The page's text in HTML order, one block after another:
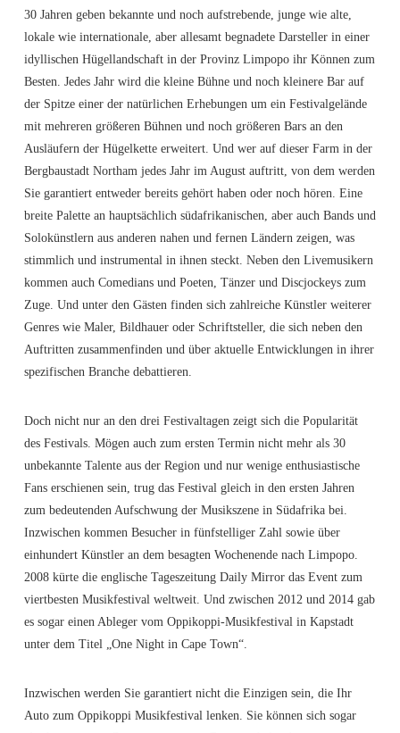
30 Jahren geben bekannte und noch aufstrebende, junge wie alte,
lokale wie internationale, aber allesamt begnadete Darsteller in einer
idyllischen Hügellandschaft in der Provinz Limpopo ihr Können zum
Besten. Jedes Jahr wird die kleine Bühne und noch kleinere Bar auf
der Spitze einer der natürlichen Erhebungen um ein Festivalgelände
mit mehreren größeren Bühnen und noch größeren Bars an den
Ausläufern der Hügelkette erweitert. Und wer auf dieser Farm in der
Bergbaustadt Northam jedes Jahr im August auftritt, von dem werden
Sie garantiert entweder bereits gehört haben oder noch hören. Eine
breite Palette an hauptsächlich südafrikanischen, aber auch Bands und
Solokünstlern aus anderen nahen und fernen Ländern zeigen, was
stimmlich und instrumental in ihnen steckt. Neben den Livemusikern
kommen auch Comedians und Poeten, Tänzer und Discjockeys zum
Zuge. Und unter den Gästen finden sich zahlreiche Künstler weiterer
Genres wie Maler, Bildhauer oder Schriftsteller, die sich neben den
Auftritten zusammenfinden und über aktuelle Entwicklungen in ihrer
spezifischen Branche debattieren.
Doch nicht nur an den drei Festivaltagen zeigt sich die Popularität
des Festivals. Mögen auch zum ersten Termin nicht mehr als 30
unbekannte Talente aus der Region und nur wenige enthusiastische
Fans erschienen sein, trug das Festival gleich in den ersten Jahren
zum bedeutenden Aufschwung der Musikszene in Südafrika bei.
Inzwischen kommen Besucher in fünfstelliger Zahl sowie über
einhundert Künstler an dem besagten Wochenende nach Limpopo.
2008 kürte die englische Tageszeitung Daily Mirror das Event zum
viertbesten Musikfestival weltweit. Und zwischen 2012 und 2014 gab
es sogar einen Ableger vom Oppikoppi-Musikfestival in Kapstadt
unter dem Titel „One Night in Cape Town“.
Inzwischen werden Sie garantiert nicht die Einzigen sein, die Ihr
Auto zum Oppikoppi Musikfestival lenken. Sie können sich sogar